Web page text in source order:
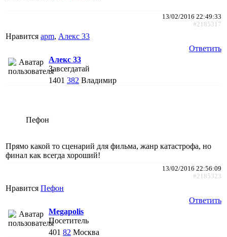
13/02/2016 22:49:33
#2185317
Нравится apm, Алекс 33
Ответить
Алекс 33
Завсегдатай
1401 382 Владимир
Пефон
Прямо какой то сценарий для фильма, жанр катастрофа, но
финал как всегда хороший!
13/02/2016 22:56:09
#2185323
Нравится Пефон
Ответить
Megapolis
Посетитель
401 82 Москва